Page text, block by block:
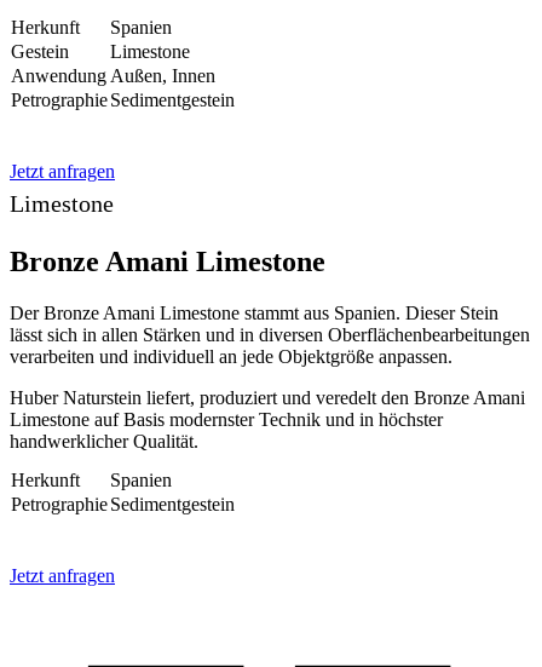
Herkunft
Spanien
Gestein
Limestone
Anwendung Außen, Innen
PetrographieSedimentgestein
Jetzt anfragen
Limestone
Bronze Amani Limestone
Der Bronze Amani Limestone stammt aus Spanien. Dieser Stein
lässt sich in allen Stärken und in diversen Oberflächenbearbeitungen
verarbeiten und individuell an jede Objektgröße anpassen.
Huber Naturstein liefert, produziert und veredelt den Bronze Amani
Limestone auf Basis modernster Technik und in höchster
handwerklicher Qualität.
Herkunft
Spanien
PetrographieSedimentgestein
Jetzt anfragen